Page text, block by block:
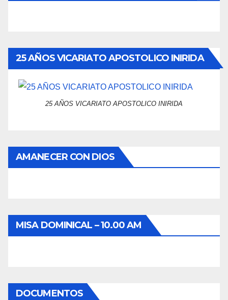
25 AÑOS VICARIATO APOSTOLICO INIRIDA
25 AÑOS VICARIATO APOSTOLICO INIRIDA
AMANECER CON DIOS
MISA DOMINICAL – 10.00 AM
DOCUMENTOS